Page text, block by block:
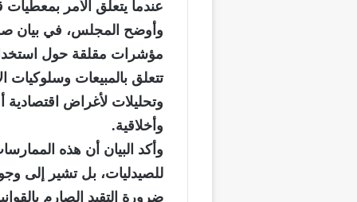
عندما يتعلق الأمر
وأوضح المجلس، في بيان
مؤشرات مقلقة حول
تتعلق بالمبيعات وسلوكيات
وتحليلات لأغراض اقتصادية
وأخلاقية.
وأكد البيان أن هذه
للصيدليات، بل تشير إلى
ضرورة التقيد الصارم